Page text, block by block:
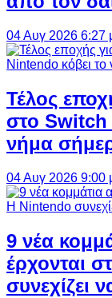
04 Αυγ 2026 6:27
Τέλος
στο Switch
νήμα
04 Αυγ 2026 9:00
9 νέα
έρχονται
συνεχίζει